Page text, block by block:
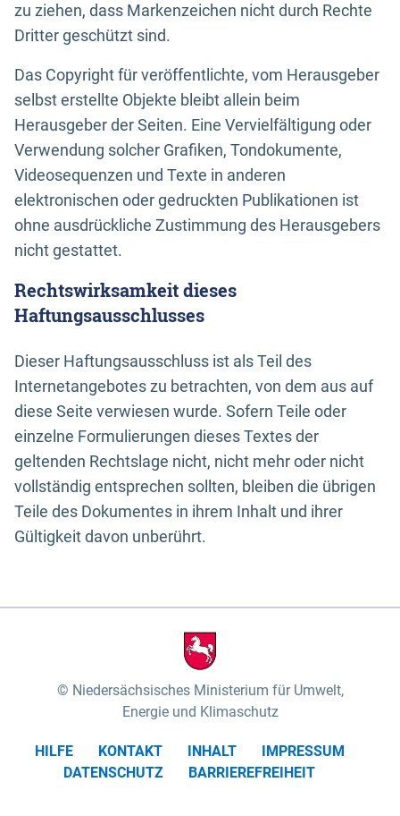
zu ziehen, dass Markenzeichen nicht durch Rechte
Dritter geschützt sind.
Das Copyright für veröffentlichte, vom Herausgeber
selbst erstellte Objekte bleibt allein beim
Herausgeber der Seiten. Eine Vervielfältigung oder
Verwendung solcher Grafiken, Tondokumente,
Videosequenzen und Texte in anderen
elektronischen oder gedruckten Publikationen ist
ohne ausdrückliche Zustimmung des Herausgebers
nicht gestattet.
Rechtswirksamkeit dieses
Haftungsausschlusses
Dieser Haftungsausschluss ist als Teil des
Internetangebotes zu betrachten, von dem aus auf
diese Seite verwiesen wurde. Sofern Teile oder
einzelne Formulierungen dieses Textes der
geltenden Rechtslage nicht, nicht mehr oder nicht
vollständig entsprechen sollten, bleiben die übrigen
Teile des Dokumentes in ihrem Inhalt und ihrer
Gültigkeit davon unberührt.
Niedersächsisches Ministerium für Umwelt,
Energie und Klimaschutz
HILFE KONTAKT INHALT
IMPRESSUM
DATENSCHUTZ
BARRIEREFREIHEIT